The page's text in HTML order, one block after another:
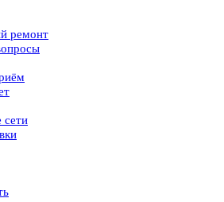
ремонт
сети